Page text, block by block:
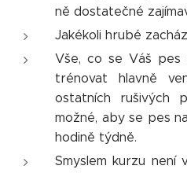
ně dostatečné
Jakékoli hrubé
Vše, co se Váš pes
trénovat hlavně
ostatních rušivých
možné, aby se pes
hodině týdně.
Smyslem kurzu není